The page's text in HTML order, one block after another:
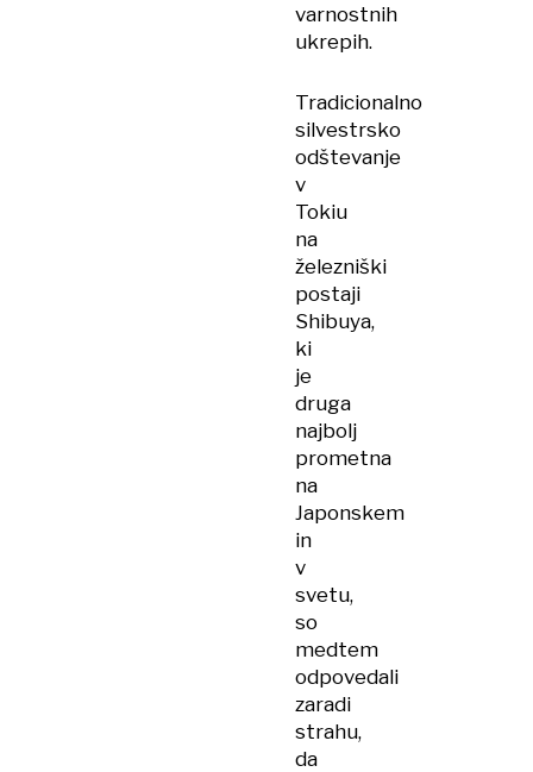
varnostnih
ukrepih.
Tradicionalno
silvestrsko
odštevanje
v
Tokiu
na
železniški
postaji
Shibuya,
ki
je
druga
najbolj
prometna
na
Japonskem
in
v
svetu,
so
medtem
odpovedali
zaradi
strahu,
da